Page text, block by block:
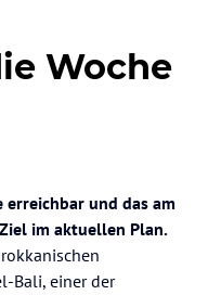
Woche
erreichbar und das am
im aktuellen Plan.
Bali, einer der